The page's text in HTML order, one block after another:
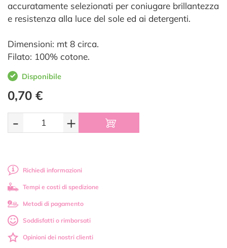
accuratamente selezionati per coniugare brillantezza
e resistenza alla luce del sole ed ai detergenti.
Dimensioni: mt 8 circa.
Filato: 100% cotone.
Disponibile
0,70 €
- +
Richiedi informazioni
Tempi e costi di spedizione
Metodi di pagamento
Soddisfatti o rimborsati
Opinioni dei nostri clienti